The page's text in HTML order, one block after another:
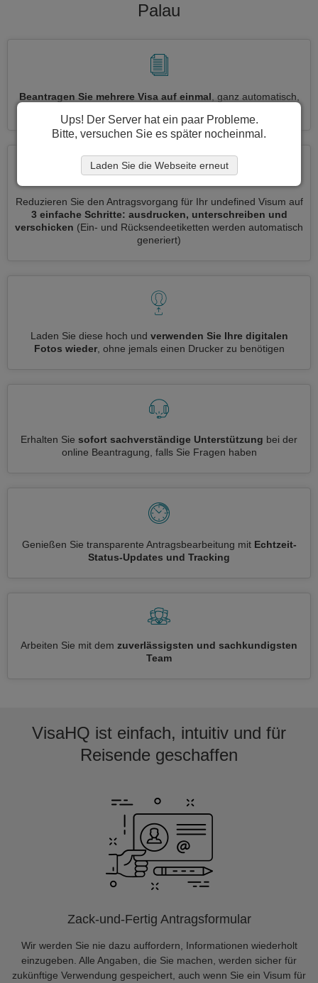
Palau
Beantragen Sie mehrere Visa auf einmal , ganz automatisch,
Reduzieren Sie den Antragsvorgang für Ihr undefined Visum auf
3 einfache Schritte: ausdrucken, unterschreiben und
verschicken (Ein- und Rücksendeetiketten werden automatisch
generiert)
Laden Sie diese hoch und verwenden Sie Ihre digitalen
Fotos wieder, ohne jemals einen Drucker zu benötigen
Erhalten Sie sofort sachverständige Unterstützung bei der
online Beantragung, falls Sie Fragen haben
Genießen Sie transparente Antragsbearbeitung mit Echtzeit-
Status-Updates und Tracking
Arbeiten Sie mit dem zuverlässigsten und sachkundigsten
Team
VisaHQ ist einfach, intuitiv und für
Reisende geschaffen
Zack-und-Fertig Antragsformular
Wir werden Sie nie dazu auffordern, Informationen wiederholt
einzugeben. Alle Angaben, die Sie machen, werden sicher für
zukünftige Verwendung gespeichert, auch wenn Sie ein Visum für
Ups! Der Server hat ein paar Probleme.
Bitte, versuchen Sie es später nocheinmal.
Laden Sie die Webseite erneut